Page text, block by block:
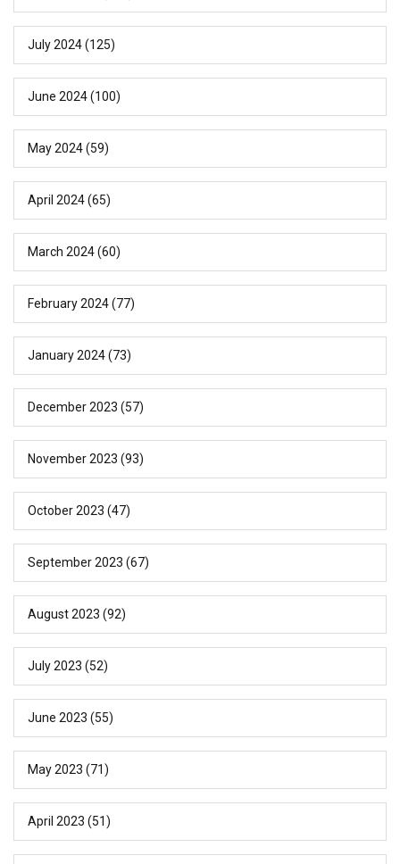
July 2024(125)
June 2024(100)
May 2024(59)
April 2024(65)
March 2024(60)
February 2024(77)
January 2024(73)
December 2023 (57)
November 2023 (93)
October 2023 (47)
September 2023 (67)
August 2023 (92)
July 2023 (52)
June 2023 (55)
May 2023 (71)
April 2023 (51)